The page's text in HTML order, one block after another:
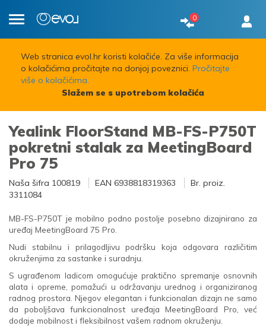
0
Toggle
Web stranica evol.hr koristi kolačiće. Za više informacija
o kolačićima pročitajte na donjoj poveznici. Pročitajte
više o kolačićima.
Slažem se s upotrebom kolačića
Yealink FloorStand MB-FS-P750T
pokretni stalak za MeetingBoard
Pro 75
Naša šifra 100819 EAN 6938818319363
Br. proiz.
3311084
MB-FS-P750T je mobilno podno postolje posebno dizajnirano za
uređaj MeetingBoard 75 Pro.
Nudi stabilnu i prilagodljivu podršku koja odgovara različitim
okruženjima za sastanke i suradnju.
S ugrađenom ladicom omogućuje praktično spremanje osnovnih
alata i opreme, pomažući u održavanju urednog i organiziranog
radnog prostora. Njegov elegantan i funkcionalan dizajn ne samo
da poboljšava funkcionalnost uređaja MeetingBoard Pro, već
dodaje mobilnost i fleksibilnost vašem radnom okruženju.